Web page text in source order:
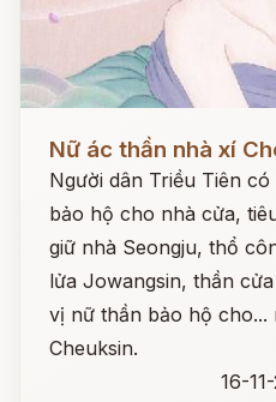
Nữ ác thần nhà xí
Người dân Triều Tiên
bảo hộ cho nhà cửa,
giữ nhà Seongju, thổ
lửa Jowangsin, thần
vị nữ thần bảo hộ cho...
Cheuksin.
16-